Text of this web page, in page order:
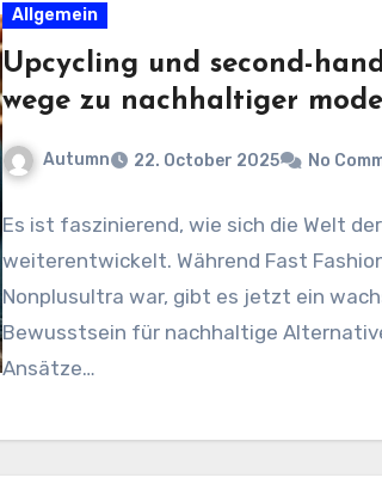
Allgemein
Upcycling und second-
wege zu nachhaltiger mode
Autumn 22. October 2025 No
Es ist faszinierend, wie sich die Welt
weiterentwickelt. Während Fast
Nonplusultra war, gibt es jetzt ein
Bewusstsein für nachhaltige
Ansätze…